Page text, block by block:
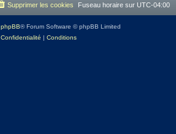
Fuseau horaire sur UTC-04:00
Supprimer les cookies
phpBB® Forum Software © phpBB Limited
Confidentialité | Conditions